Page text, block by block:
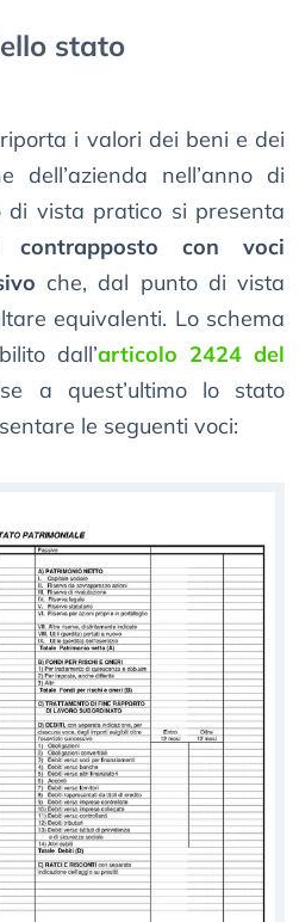
stato
i valori dei beni e dei
dell’azienda nell’anno di
di vista pratico si presenta
contrapposto con voci
che, dal punto di vista
equivalenti. Lo schema
dall’articolo 2424 del
a quest’ultimo lo stato
le seguenti voci: